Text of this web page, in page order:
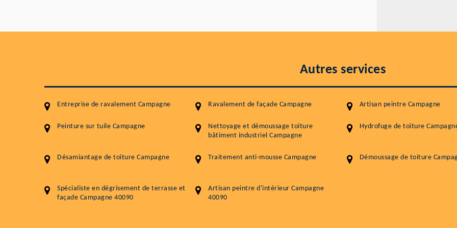
Autres services
Entreprise de ravalement Campagne Ravalement de façade Campagne Artisan peintre Campagne
Peinture sur tuile Campagne
Nettoyage et démoussage toiture
bâtiment industriel Campagne
Hydrofuge de toiture
Désamiantage de toiture Campagne Traitement anti-mousse Campagne Démoussage de toiture
Spécialiste en dégrisement de terrasse et
façade Campagne 40090
Artisan peintre d'intérieur Campagne
40090